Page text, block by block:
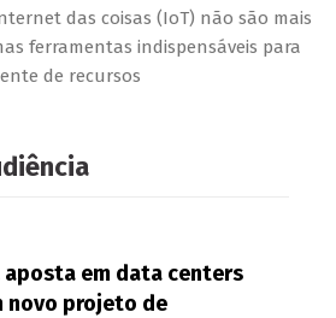
das coisas (IoT) não são mais
ferramentas indispensáveis para
de recursos
aposta em data centers
novo projeto de